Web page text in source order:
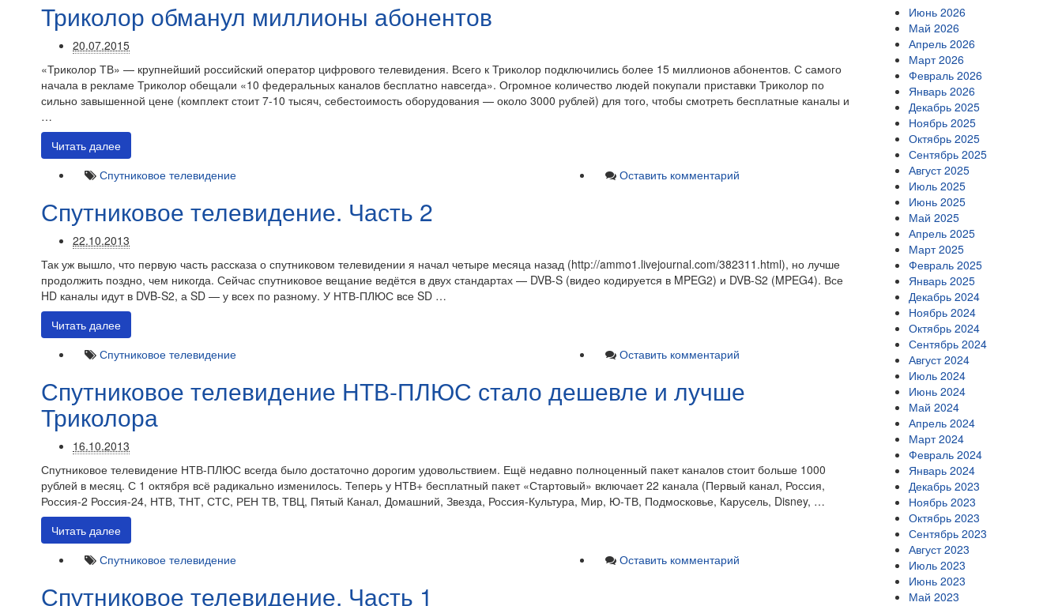
Триколор обманул миллионы абонентов
20.07.2015
«Триколор ТВ» — крупнейший российский оператор цифрового телевидения. Всего к Триколор подключились более 15 миллионов абонентов. С самого
начала в рекламе Триколор обещали «10 федеральных каналов бесплатно навсегда». Огромное количество людей покупали приставки Триколор по
сильно завышенной цене (комплект стоит 7-10 тысяч, себестоимость оборудования — около 3000 рублей) для того, чтобы смотреть бесплатные каналы и
…
Читать далее
Спутниковое телевидение
Оставить комментарий
Спутниковое телевидение. Часть 2
22.10.2013
Так уж вышло, что первую часть рассказа о спутниковом телевидении я начал четыре месяца назад (http://ammo1.livejournal.com/382311.html), но лучше
продолжить поздно, чем никогда. Сейчас спутниковое вещание ведётся в двух стандартах — DVB-S (видео кодируется в MPEG2) и DVB-S2 (MPEG4). Все
HD каналы идут в DVB-S2, а SD — у всех по разному. У НТВ-ПЛЮС все SD …
Читать далее
Спутниковое телевидение
Оставить комментарий
Спутниковое телевидение НТВ-ПЛЮС стало дешевле и лучше
Триколора
16.10.2013
Спутниковое телевидение НТВ-ПЛЮС всегда было достаточно дорогим удовольствием. Ещё недавно полноценный пакет каналов стоит больше 1000
рублей в месяц. С 1 октября всё радикально изменилось. Теперь у НТВ+ бесплатный пакет «Стартовый» включает 22 канала (Первый канал, Россия,
Россия-2 Россия-24, НТВ, ТНТ, СТС, РЕН ТВ, ТВЦ, Пятый Канал, Домашний, Звезда, Россия-Культура, Мир, Ю-ТВ, Подмосковье, Карусель, Disney, …
Читать далее
Спутниковое телевидение
Оставить комментарий
Спутниковое телевидение. Часть 1
Июнь 2026
Май 2026
Апрель 2026
Март 2026
Февраль 2026
Январь 2026
Декабрь 2025
Ноябрь 2025
Октябрь 2025
Сентябрь 2025
Август 2025
Июль 2025
Июнь 2025
Май 2025
Апрель 2025
Март 2025
Февраль 2025
Январь 2025
Декабрь 2024
Ноябрь 2024
Октябрь 2024
Сентябрь 2024
Август 2024
Июль 2024
Июнь 2024
Май 2024
Апрель 2024
Март 2024
Февраль 2024
Январь 2024
Декабрь 2023
Ноябрь 2023
Октябрь 2023
Сентябрь 2023
Август 2023
Июль 2023
Июнь 2023
Май 2023